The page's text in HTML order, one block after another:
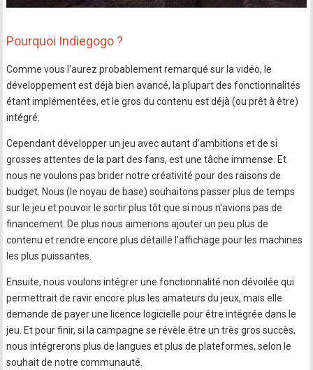
Pourquoi Indiegogo ?
Comme vous l'aurez probablement remarqué sur la vidéo, le
développement est déjà bien avancé, la plupart des fonctionnalités
étant implémentées, et le gros du contenu est déjà (ou prêt à être)
intégré.
Cependant développer un jeu avec autant d'ambitions et de si
grosses attentes de la part des fans, est une tâche immense. Et
nous ne voulons pas brider notre créativité pour des raisons de
budget. Nous (le noyau de base) souhaitons passer plus de temps
sur le jeu et pouvoir le sortir plus tôt que si nous n'avions pas de
financement. De plus nous aimerions ajouter un peu plus de
contenu et rendre encore plus détaillé l'affichage pour les machines
les plus puissantes.
Ensuite, nous voulons intégrer une fonctionnalité non dévoilée qui
permettrait de ravir encore plus les amateurs du jeux, mais elle
demande de payer une licence logicielle pour être intégrée dans le
jeu. Et pour finir, si la campagne se révèle être un très gros succès,
nous intégrerons plus de langues et plus de plateformes, selon le
souhait de notre communauté.